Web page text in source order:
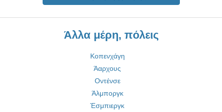
Άλλα μέρη, πόλεις
Κοπενχάγη
Άαρχους
Οντένσε
Άλμποργκ
Έσμπιεργκ